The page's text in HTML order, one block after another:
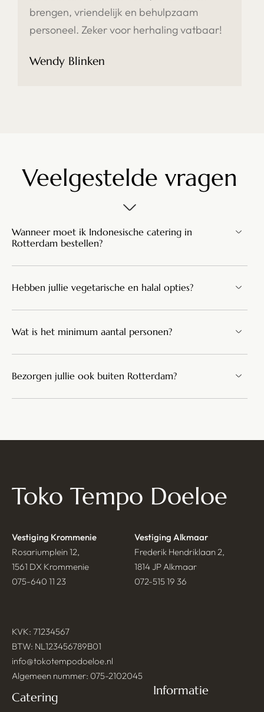
brengen, vriendelijk en behulpzaam
personeel. Zeker voor herhaling vatbaar!
Wendy Blinken
Veelgestelde vragen
Wanneer moet ik Indonesische catering in
Rotterdam bestellen?
Hebben jullie vegetarische en halal opties?
Wat is het minimum aantal personen?
Bezorgen jullie ook buiten Rotterdam?
Toko Tempo Doeloe
Vestiging Krommenie
Rosariumplein 12,
1561 DX Krommenie
075-640 11 23
Vestiging Alkmaar
Frederik Hendriklaan 2,
1814 JP Alkmaar
072-515 19 36
KVK: 71234567
BTW: NL123456789B01
info@tokotempodoeloe.nl
Algemeen nummer: 075-2102045
Catering Informatie